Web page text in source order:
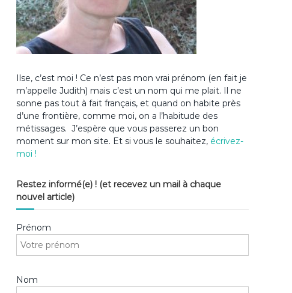
Ilse, c’est moi ! Ce n’est pas mon vrai prénom (en fait je
m’appelle Judith) mais c’est un nom qui me plait. Il ne
sonne pas tout à fait français, et quand on habite près
d’une frontière, comme moi, on a l’habitude des
métissages. J’espère que vous passerez un bon
moment sur mon site. Et si vous le souhaitez, écrivez-
moi !
Restez informé(e) ! (et recevez un mail à chaque
nouvel article)
Prénom
Nom